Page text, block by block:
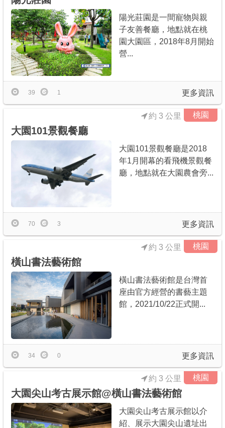
陽光莊園是一間寵物與親
子友善餐廳，地點就在桃
園大園區，2018年8月開始
營...
更多資訊
39 1
桃園
大園101景觀餐廳
約 3 公里
大園101景觀餐廳是2018
年1月開幕的看飛機景觀餐
廳，地點就在大園農會旁...
更多資訊
70 3
桃園
橫山書法藝術館
約 3 公里
橫山書法藝術館是台灣首
座由官方經營的書藝主題
館，2021/10/22正式開...
更多資訊
34 0
桃園
大園尖山考古展示館@橫山書法藝術館
約 3 公里
大園尖山考古展示館以介
紹、展示大園尖山遺址出